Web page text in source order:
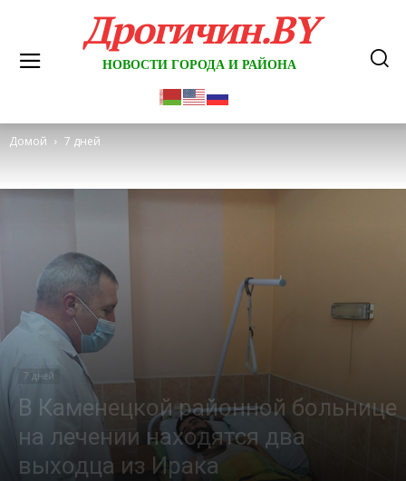
Дрогичин.BY
НОВОСТИ ГОРОДА И РАЙОНА
Домой 7 дней
7 дней
В Каменецкой районной больнице
на лечении находятся два
выходца из Ирака